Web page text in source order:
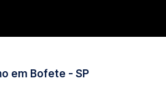
em Bofete - SP